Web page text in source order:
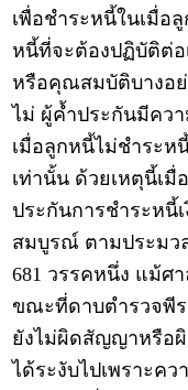
เพื่อชำระหนี้ในเมื่อ
หนี้ที่จะต้องปฏิบัติต่อ
หรือคุณสมบัติบางอย่
ไม่ ผู้ค้ำประกันมีคว
เมื่อลูกหนี้ไม่ชำระห
เท่านั้น ด้วยเหตุนี้เ
ประกันการชำระหนี้
สมบูรณ์ ตามประมว
681 วรรคหนึ่ง แม้ศ
ขณะที่ดาบตำรวจพีร
ยังไม่ผิดสัญญาหรือ
ได้ระงับไปเพราะค